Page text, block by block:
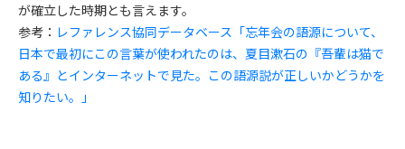
が確立した時期とも言えます。
参考： レファレンス協同データベース「忘年会の語源について、
日本で最初にこの言葉が使われたのは、夏目漱石の『吾輩は猫で
ある』とインターネットで見た。この語源説が正しいかどうかを
知りたい。」